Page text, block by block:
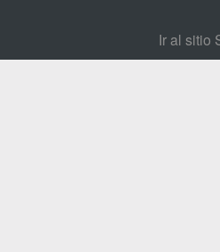
Ir al sitio